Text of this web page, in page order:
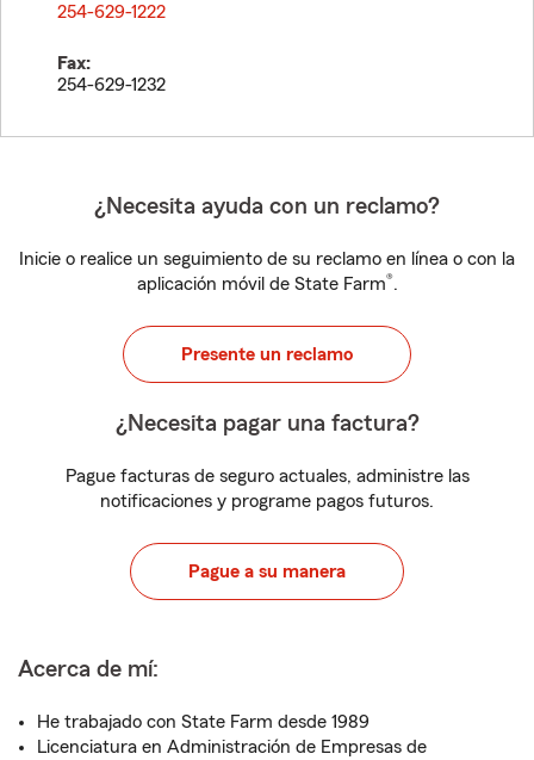
254-629-1222
Fax:
254-629-1232
¿Necesita ayuda con un reclamo?
Inicie o realice un seguimiento de su reclamo en línea o con la
aplicación móvil de State Farm®.
Presente un reclamo
¿Necesita pagar una factura?
Pague facturas de seguro actuales, administre las
notificaciones y programe pagos futuros.
Pague a su manera
Acerca de mí:
He trabajado con State Farm desde 1989
Licenciatura en Administración de Empresas de